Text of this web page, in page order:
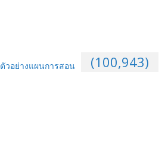
(100,943)
ตัวอย่างแผนการสอน